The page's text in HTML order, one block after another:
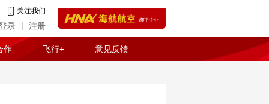
关注我们
录 注册
作 飞行+ 意见反馈